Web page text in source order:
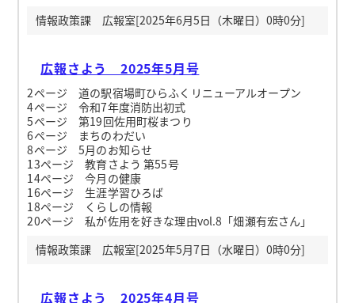
情報政策課 広報室[2025年6月5日（木曜日）0時0分]
広報さよう 2025年5月号
2ページ 道の駅宿場町ひらふくリニューアルオープン
4ページ 令和7年度消防出初式
5ページ 第19回佐用町桜まつり
6ページ まちのわだい
8ページ 5月のお知らせ
13ページ 教育さよう 第55号
14ページ 今月の健康
16ページ 生涯学習ひろば
18ページ くらしの情報
20ページ 私が佐用を好きな理由vol.8「畑瀬有宏さん」
情報政策課 広報室[2025年5月7日（水曜日）0時0分]
広報さよう 2025年4月号